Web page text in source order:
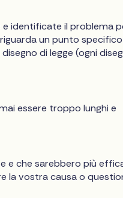
identificate il problema
un punto
di legge (ogni
essere troppo lunghi e
e che sarebbero più
la vostra causa o